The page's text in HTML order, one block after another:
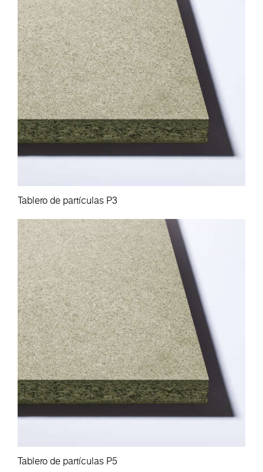
Tablero de partículas P3
Tablero de partículas P5